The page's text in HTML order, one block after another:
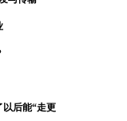
以后能“走更